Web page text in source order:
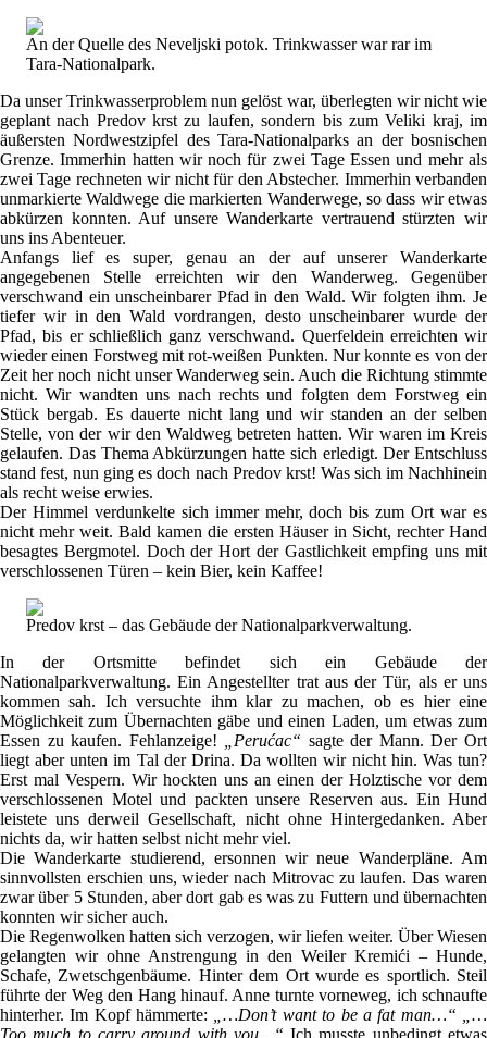
An der Quelle des Neveljski potok. Trinkwasser war rar im
Tara-Nationalpark.
Da unser Trinkwasserproblem nun gelöst war, überlegten wir nicht wie
geplant nach Predov krst zu laufen, sondern bis zum Veliki kraj, im
äußersten Nordwestzipfel des Tara-Nationalparks an der bosnischen
Grenze. Immerhin hatten wir noch für zwei Tage Essen und mehr als
zwei Tage rechneten wir nicht für den Abstecher. Immerhin verbanden
unmarkierte Waldwege die markierten Wanderwege, so dass wir etwas
abkürzen konnten. Auf unsere Wanderkarte vertrauend stürzten wir
uns ins Abenteuer.
Anfangs lief es super, genau an der auf unserer Wanderkarte
angegebenen Stelle erreichten wir den Wanderweg. Gegenüber
verschwand ein unscheinbarer Pfad in den Wald. Wir folgten ihm. Je
tiefer wir in den Wald vordrangen, desto unscheinbarer wurde der
Pfad, bis er schließlich ganz verschwand. Querfeldein erreichten wir
wieder einen Forstweg mit rot-weißen Punkten. Nur konnte es von der
Zeit her noch nicht unser Wanderweg sein. Auch die Richtung stimmte
nicht. Wir wandten uns nach rechts und folgten dem Forstweg ein
Stück bergab. Es dauerte nicht lang und wir standen an der selben
Stelle, von der wir den Waldweg betreten hatten. Wir waren im Kreis
gelaufen. Das Thema Abkürzungen hatte sich erledigt. Der Entschluss
stand fest, nun ging es doch nach Predov krst! Was sich im Nachhinein
als recht weise erwies.
Der Himmel verdunkelte sich immer mehr, doch bis zum Ort war es
nicht mehr weit. Bald kamen die ersten Häuser in Sicht, rechter Hand
besagtes Bergmotel. Doch der Hort der Gastlichkeit empfing uns mit
verschlossenen Türen – kein Bier, kein Kaffee!
Predov krst – das Gebäude der Nationalparkverwaltung.
In der Ortsmitte befindet sich ein Gebäude der
Nationalparkverwaltung. Ein Angestellter trat aus der Tür, als er uns
kommen sah. Ich versuchte ihm klar zu machen, ob es hier eine
Möglichkeit zum Übernachten gäbe und einen Laden, um etwas zum
Essen zu kaufen. Fehlanzeige!
„Perućac“ sagte der Mann. Der Ort
liegt aber unten im Tal der Drina. Da wollten wir nicht hin. Was tun?
Erst mal Vespern. Wir hockten uns an einen der Holztische vor dem
verschlossenen Motel und packten unsere Reserven aus. Ein Hund
leistete uns derweil Gesellschaft, nicht ohne Hintergedanken. Aber
nichts da, wir hatten selbst nicht mehr viel.
Die Wanderkarte studierend, ersonnen wir neue Wanderpläne. Am
sinnvollsten erschien uns, wieder nach Mitrovac zu laufen. Das waren
zwar über 5 Stunden, aber dort gab es was zu Futtern und übernachten
konnten wir sicher auch.
Die Regenwolken hatten sich verzogen, wir liefen weiter. Über Wiesen
gelangten wir ohne Anstrengung in den Weiler Kremići – Hunde,
Schafe, Zwetschgenbäume. Hinter dem Ort wurde es sportlich. Steil
führte der Weg den Hang hinauf. Anne turnte vorneweg, ich schnaufte
hinterher. Im Kopf hämmerte:
„…Don’t want to be a fat man…“ „…
Too much to carry around with you…“ Ich musste unbedingt etwas